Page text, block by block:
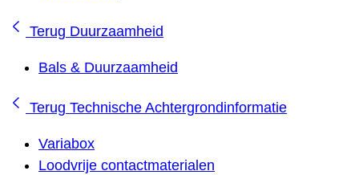
Terug Duurzaamheid
Bals & Duurzaamheid
Terug Technische Achtergrondinformatie
Variabox
Loodvrije contactmaterialen